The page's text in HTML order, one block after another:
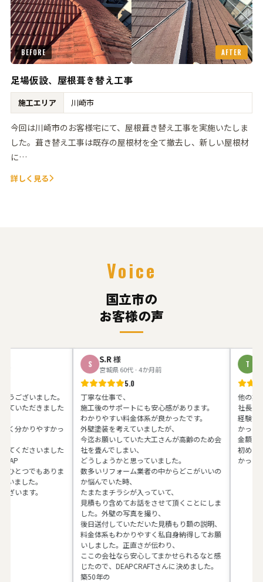
BEFORE AFTER
足場仮設、屋根葺き替え工事
施工エリア 川崎市
今回は川崎市のお客様宅にて、屋根葺き替え工事を実施いたしま
した。葺き替え工事は既存の屋根材を全て撤去し、新しい屋根材
に…
詳しく見る
Voice
国立市の
お客様の声
いました。
だきました
りやすかっ
さいました
でもありま
た。
す。
S.R様
宮城県 60代 · 4か月前
5.0
丁寧な仕事で、
施工後のサポートにも安心感があります。
わかりやすい料金体系が良かったです。
外壁塗装を考えていましたが、
今迄お願いしていた大工さんが高齢のため会
社を畳んでしまい、
どうしょうかと思っていました。
数多いリフォーム業者の中からどこがいいの
か悩んでいた時、
たまたまチラシが入っていて、
見積もり含めてお話をさせて頂くことにしま
した。外壁の写真を撮り、
後日送付していただいた見積もり額の説明、
料金体系もわかりやすく私自身納得してお願
いしました。正直さが伝わり、
ここの会社なら安心してまかせられるなと感
じたので、DEAPCRAFTさんに決めました。
築50年の
T.Y様
神奈川
他の業者さ
社長の馬場
経験がある
かったです。
金額も予算内
初めてお会
かったです